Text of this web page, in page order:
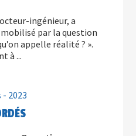
ingénieur, a
par la question
appelle réalité ? ».
à ...
- 2023